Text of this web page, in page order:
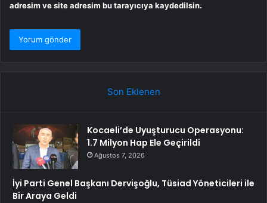
adresim ve site adresim bu tarayıcıya kaydedilsin.
Son Eklenen
Kocaeli’de Uyuşturucu Operasyonu:
1.7 Milyon Hap Ele Geçirildi
Ağustos 7, 2026
İyi Parti Genel Başkanı Dervişoğlu, Tüsiad Yöneticileri ile
Bir Araya Geldi